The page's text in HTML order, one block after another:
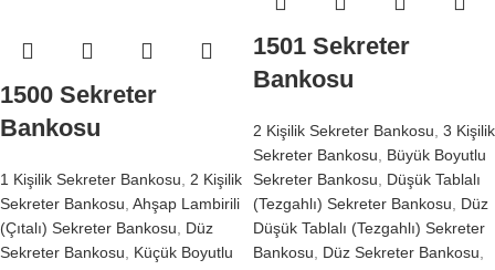
1500 Sekreter
Bankosu
1 Kişilik Sekreter Bankosu, 2 Kişilik
Sekreter Bankosu, Ahşap Lambirili
(Çıtalı) Sekreter Bankosu, Düz
Sekreter Bankosu, Küçük Boyutlu
1501 Sekreter
Bankosu
2 Kişilik Sekreter Bankosu 3 Kişilik
Sekreter Bankosu
Büyük Boyutlu
Sekreter Bankosu
Düşük Tablalı
(Tezgahlı) Sekreter Bankosu
Düz
Düşük Tablalı (Tezgahlı) Sekreter
Bankosu
Düz Sekreter Bankosu